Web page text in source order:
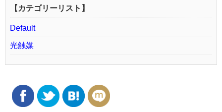
【カテゴリーリスト】
Default
光触媒